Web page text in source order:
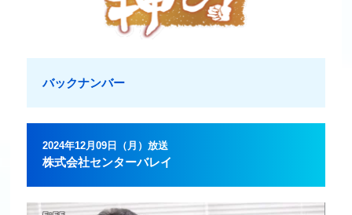
バックナンバー
2024年12月09日（月）放送
株式会社センターバレイ